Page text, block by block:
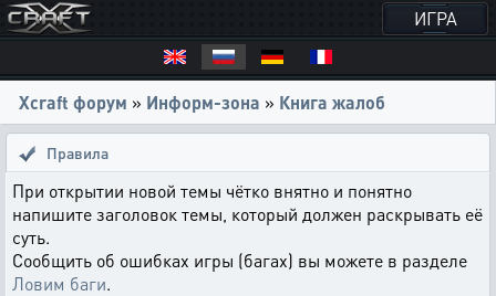
ИГРА
Xcraft форум » Информ-зона » Книга жалоб
Правила
При открытии новой темы чётко внятно и понятно
напишите заголовок темы, который должен раскрывать её
суть.
Сообщить об ошибках игры (багах) вы можете в разделе
Ловим баги.